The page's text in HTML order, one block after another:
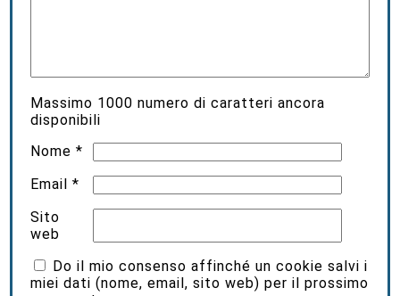
Massimo 1000 numero di caratteri ancora
disponibili
Nome*
Email*
Sito
web
Do il mio consenso affinché un cookie salvi i
miei dati (nome, email, sito web) per il prossimo